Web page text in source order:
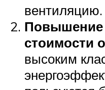
вентиляцию.
стоимости
высоким